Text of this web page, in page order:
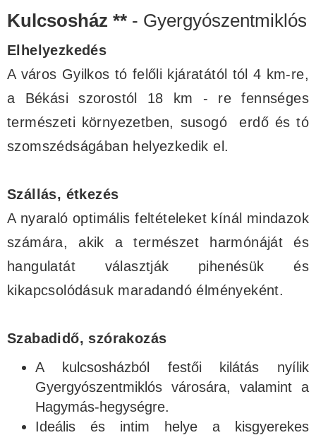
Kulcsosház ** - Gyergyószentmiklós
Elhelyezkedés
A város Gyilkos tó felőli kjáratától tól 4 km-re,
a Békási szorostól 18 km - re fennséges
természeti környezetben, susogó erdő és tó
szomszédságában helyezkedik el.
Szállás, étkezés
A nyaraló optimális feltételeket kínál mindazok
számára, akik a természet harmónáját és
hangulatát választják pihenésük és
kikapcsolódásuk maradandó élményeként.
Szabadidő, szórakozás
A kulcsosházból festői kilátás nyílik
Gyergyószentmiklós városára, valamint a
Hagymás-hegységre.
Ideális és intim helye a kisgyerekes